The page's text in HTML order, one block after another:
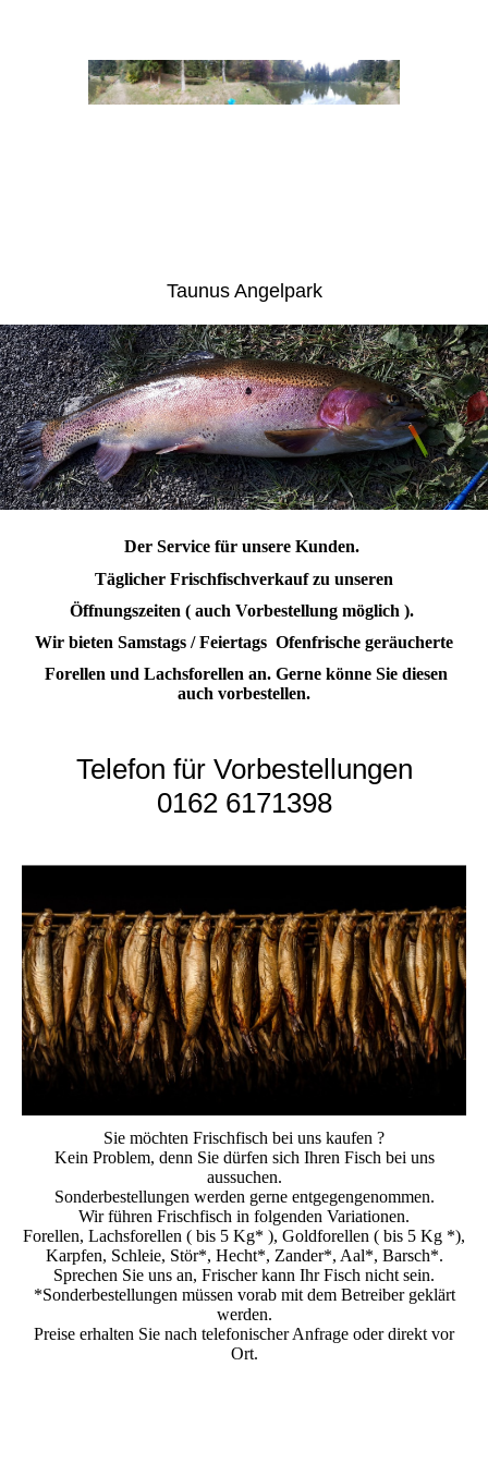
Taunus Angelpark
Der Service für unsere Kunden.
Täglicher Frischfischverkauf zu unseren
Öffnungszeiten ( auch Vorbestellung möglich ).
Wir bieten Samstags / Feiertags Ofenfrische geräucherte
Forellen und Lachsforellen an. Gerne könne Sie diesen
auch vorbestellen.
Telefon für Vorbestellungen
0162 6171398
Sie möchten Frischfisch bei uns kaufen ?
Kein Problem, denn Sie dürfen sich Ihren Fisch bei uns
aussuchen.
Sonderbestellungen werden gerne entgegengenommen.
Wir führen Frischfisch in folgenden Variationen.
Forellen, Lachsforellen ( bis 5 Kg* ), Goldforellen ( bis 5 Kg *),
Karpfen, Schleie, Stör*, Hecht*, Zander*, Aal*, Barsch*.
Sprechen Sie uns an, Frischer kann Ihr Fisch nicht sein.
*Sonderbestellungen müssen vorab mit dem Betreiber geklärt
werden.
Preise erhalten Sie nach telefonischer Anfrage oder direkt vor
Ort.